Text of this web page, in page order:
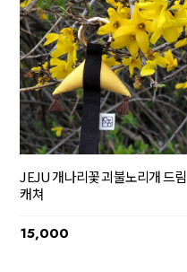
JEJU 개나리꽃 괴불노리개 드림
캐쳐
15,000